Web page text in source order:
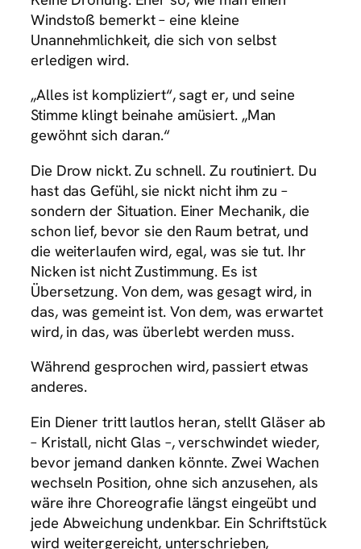
Windstoß bemerkt – eine kleine
Unannehmlichkeit, die sich von selbst
erledigen wird.
„Alles ist kompliziert“, sagt er, und seine
Stimme klingt beinahe amüsiert. „Man
gewöhnt sich daran.“
Die Drow nickt. Zu schnell. Zu routiniert. Du
hast das Gefühl, sie nickt nicht ihm zu –
sondern der Situation. Einer Mechanik, die
schon lief, bevor sie den Raum betrat, und
die weiterlaufen wird, egal, was sie tut. Ihr
Nicken ist nicht Zustimmung. Es ist
Übersetzung. Von dem, was gesagt wird, in
das, was gemeint ist. Von dem, was erwartet
wird, in das, was überlebt werden muss.
Während gesprochen wird, passiert etwas
anderes.
Ein Diener tritt lautlos heran, stellt Gläser ab
– Kristall, nicht Glas –, verschwindet wieder,
bevor jemand danken könnte. Zwei Wachen
wechseln Position, ohne sich anzusehen, als
wäre ihre Choreografie längst eingeübt und
jede Abweichung undenkbar. Ein Schriftstück
wird weitergereicht, unterschrieben,